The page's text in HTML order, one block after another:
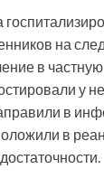
на
в
у
в
в